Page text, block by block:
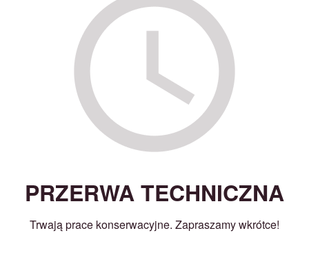
PRZERWA TECHNICZNA
Trwają prace konserwacyjne. Zapraszamy wkrótce!